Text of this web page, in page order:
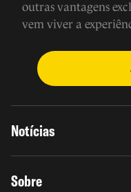
outras vantagens
vem viver a
Notícias
Sobre